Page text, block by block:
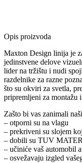
Opis proizvoda
Maxton Design linija je
jedinstvene delove
lider na tržištu i nudi
razdelnike za razne
što su okviri za svetla,
pripremljeni za montažu
Zašto bi vas zanimali
– otporni su na vlagu
– prekriveni su slojem
– dobili su TUV
– učiniće vaš automobil
– osvežavaju izgled